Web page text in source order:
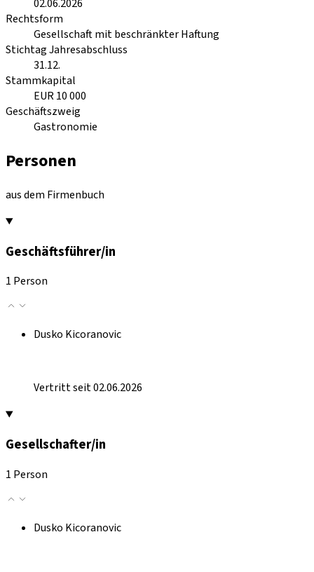
02.06.2026
Rechtsform
Gesellschaft mit beschränkter Haftung
Stichtag Jahresabschluss
31.12.
Stammkapital
EUR 10 000
Geschäftszweig
Gastronomie
Personen
aus dem Firmenbuch
Geschäftsführer/in
1 Person
Dusko Kicoranovic
Vertritt seit 02.06.2026
Gesellschafter/in
1 Person
Dusko Kicoranovic